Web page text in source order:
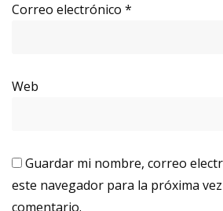
Correo electrónico *
Web
Guardar mi nombre, correo
este navegador para la próxima
comentario.